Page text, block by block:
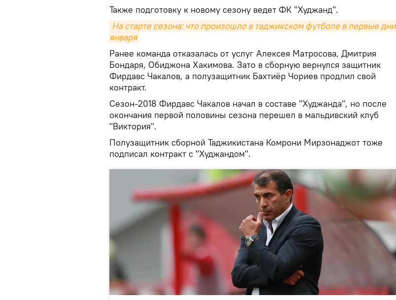
Также подготовку к новому сезону ведет ФК "Худжанд".
На старте сезона: что произошло в таджикском футболе в первые дни
января
Ранее команда отказалась от услуг Алексея Матросова, Дмитрия
Бондаря, Обиджона Хакимова. Зато в сборную вернулся защитник
Фирдавс Чакалов, а полузащитник Бахтиёр Чориев продлил свой
контракт.
Сезон-2018 Фирдавс Чакалов начал в составе "Худжанда", но после
окончания первой половины сезона перешел в мальдивский клуб
"Виктория".
Полузащитник сборной Таджикистана Комрони Мирзонаджот тоже
подписал контракт с "Худжандом".